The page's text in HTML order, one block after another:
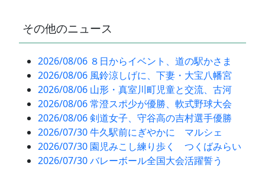
その他のニュース
2026/08/06 ８日からイベント、道の駅かさま
2026/08/06 風鈴涼しげに、下妻・大宝八幡宮
2026/08/06 山形・真室川町児童と交流、古河
2026/08/06 常澄スポ少が優勝、軟式野球大会
2026/08/06 剣道女子、守谷高の吉村選手優勝
2026/07/30 牛久駅前にぎやかに マルシェ
2026/07/30 園児みこし練り歩く つくばみらい
2026/07/30 バレーボール全国大会活躍誓う